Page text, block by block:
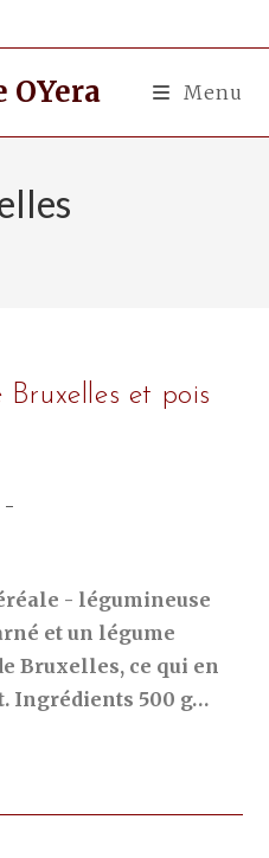
Menu
Bruxelles et pois
- légumineuse
et un légume
Bruxelles, ce qui en
Ingrédients 500 g…